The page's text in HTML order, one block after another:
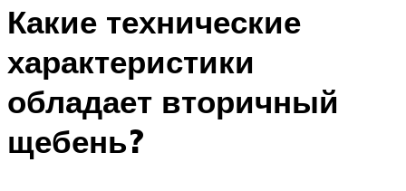
Какие технические
характеристики
обладает вторичный
щебень?